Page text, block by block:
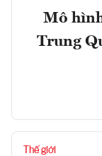
Mô
Trung
Thế giới